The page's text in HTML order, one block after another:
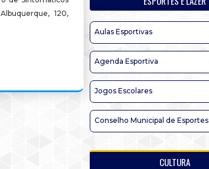
120,
Aulas Esportivas
Agenda Esportiva
Jogos Escolares
Conselho Municipal de Esportes
CULTURA